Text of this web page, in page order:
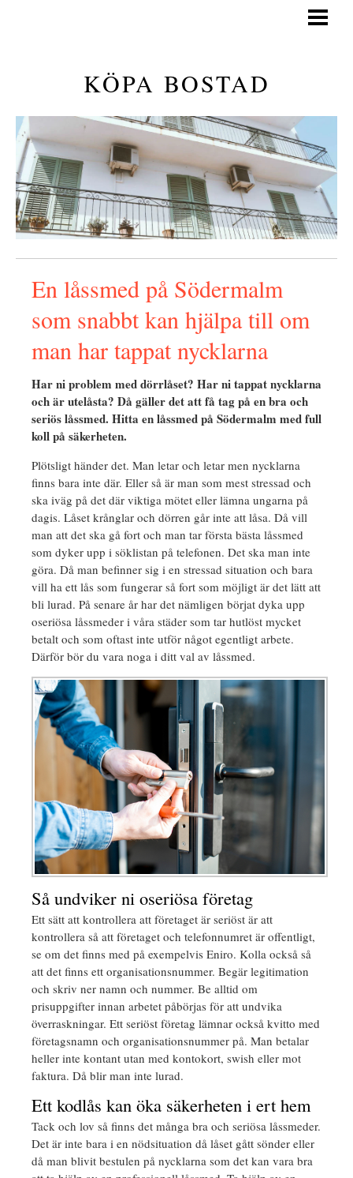
GENERELLA TIPS
KÖPA BOSTAD GUIDE
BLOGG
KÖPA BOSTAD
En låssmed på Södermalm
som snabbt kan hjälpa till om
man har tappat nycklarna
Har ni problem med dörrlåset? Har ni tappat nycklarna
och är utelåsta? Då gäller det att få tag på en bra och
seriös låssmed. Hitta en låssmed på Södermalm med full
koll på säkerheten.
Plötsligt händer det. Man letar och letar men nycklarna
finns bara inte där. Eller så är man som mest stressad och
ska iväg på det där viktiga mötet eller lämna ungarna på
dagis. Låset krånglar och dörren går inte att låsa. Då vill
man att det ska gå fort och man tar första bästa låssmed
som dyker upp i söklistan på telefonen. Det ska man inte
göra. Då man befinner sig i en stressad situation och bara
vill ha ett lås som fungerar så fort som möjligt är det lätt att
bli lurad. På senare år har det nämligen börjat dyka upp
oseriösa låssmeder i våra städer som tar hutlöst mycket
betalt och som oftast inte utför något egentligt arbete.
Därför bör du vara noga i ditt val av låssmed.
Så undviker ni oseriösa företag
Ett sätt att kontrollera att företaget är seriöst är att
kontrollera så att företaget och telefonnumret är offentligt,
se om det finns med på exempelvis Eniro. Kolla också så
att det finns ett organisationsnummer. Begär legitimation
och skriv ner namn och nummer. Be alltid om
prisuppgifter innan arbetet påbörjas för att undvika
överraskningar. Ett seriöst företag lämnar också kvitto med
företagsnamn och organisationsnummer på. Man betalar
heller inte kontant utan med kontokort, swish eller mot
faktura. Då blir man inte lurad.
Ett kodlås kan öka säkerheten i ert hem
Tack och lov så finns det många bra och seriösa låssmeder.
Det är inte bara i en nödsituation då låset gått sönder eller
då man blivit bestulen på nycklarna som det kan vara bra